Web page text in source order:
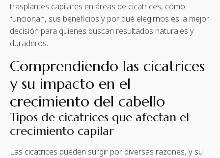
trasplantes capilares en áreas de cicatrices, cómo
funcionan, sus beneficios y por qué elegirnos es la mejor
decisión para quienes buscan resultados naturales y
duraderos.
Comprendiendo las cicatrices
y su impacto en el
crecimiento del cabello
Tipos de cicatrices que afectan el
crecimiento capilar
Las cicatrices pueden surgir por diversas razones, y su